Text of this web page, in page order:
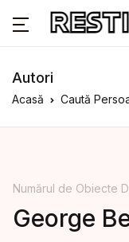
Autori
Acasă Caută
Numărul de Obiecte
George